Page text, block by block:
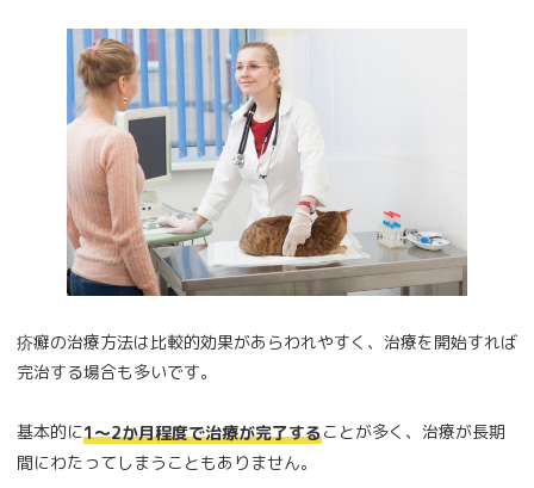
疥癬の治療方法は比較的効果があらわれやすく、治療を開始すれば
完治する場合も多いです。
基本的に1～2か月程度で治療が完了することが多く、治療が長期
間にわたってしまうこともありません。